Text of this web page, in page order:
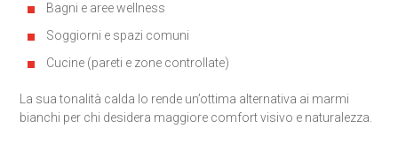
Bagni e aree wellness
Soggiorni e spazi comuni
Cucine (pareti e zone controllate)
La sua tonalità calda lo rende un’ottima alternativa ai marmi
bianchi per chi desidera maggiore comfort visivo e naturalezza.